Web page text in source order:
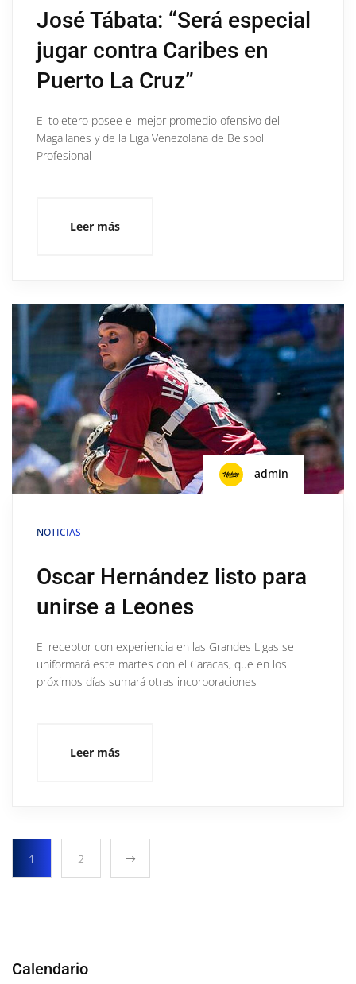
José Tábata: “Será especial
jugar contra Caribes en
Puerto La Cruz”
El toletero posee el mejor promedio ofensivo del
Magallanes y de la Liga Venezolana de Beisbol
Profesional
Leer más
admin
NOTICIAS
Oscar Hernández listo para
unirse a Leones
El receptor con experiencia en las Grandes Ligas se
uniformará este martes con el Caracas, que en los
próximos días sumará otras incorporaciones
Leer más
1 2
Calendario